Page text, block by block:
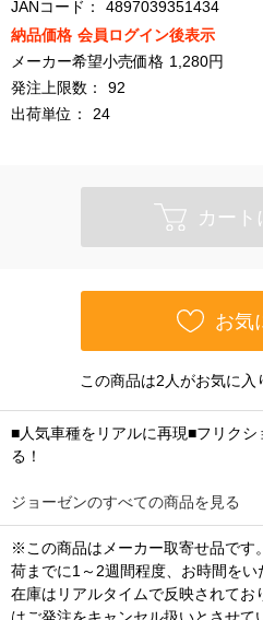
JANコード：
4897039351434
納品価格 会員ログイン後表示
メーカー希望小売価格 1,280円
発注上限数：
92
出荷単位：
24
カート
お気
この商品は2人がお気に入
■人気車種をリアルに再現■フリク
る！
ジョーゼンのすべての商品を見る
※この商品はメーカー取寄せ品です
荷までに1～2週間程度、お時間を
在庫はリアルタイムで反映されてお